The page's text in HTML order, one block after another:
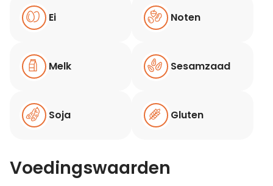
Ei Noten
Melk Sesamzaad
Soja Gluten
Voedingswaarden